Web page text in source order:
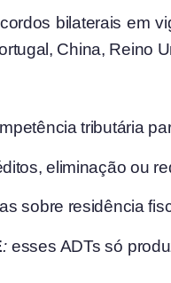
bilaterais em
China, Reino
tributária
eliminação ou
sobre residência
:esses ADTs só